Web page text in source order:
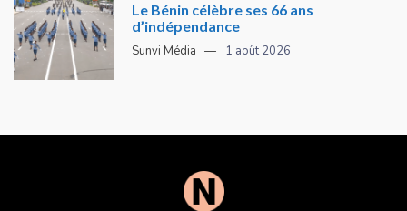
Le Bénin célèbre ses 66 ans
d’indépendance
Sunvi Média 1 août 2026